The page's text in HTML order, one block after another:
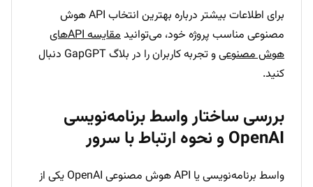
برای اطلاعات بیشتر درباره بهترین انتخاب API هوش
مصنوعی مناسب پروژه خود، می‌توانید
مقایسه API‌های
هوش مصنوعی
و تجربه کاربران را در بلاگ GapGPT دنبال
کنید.
بررسی ساختار واسط برنامه‌نویسی
OpenAI و نحوه ارتباط با سرور
واسط برنامه‌نویسی یا API هوش مصنوعی OpenAI یکی از